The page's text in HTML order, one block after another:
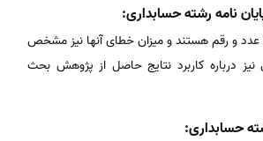
نامه رشته حسابداری:
عدد و رقم هستند و میزان خطای آنها نیز مشخص
درباره کاربرد نتایج حاصل از پژوهش بحث
حسابداری: